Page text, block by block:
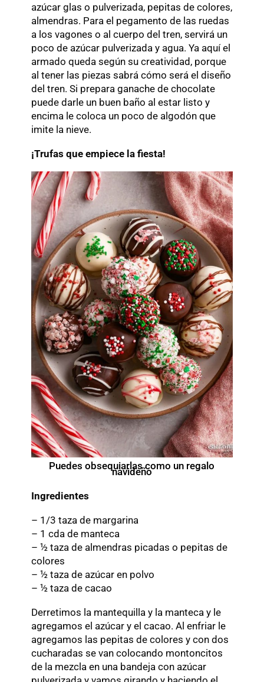
azúcar glas o pulverizada, pepitas de colores,
almendras. Para el pegamento de las ruedas
a los vagones o al cuerpo del tren, servirá un
poco de azúcar pulverizada y agua. Ya aquí el
armado queda según su creatividad, porque
al tener las piezas sabrá cómo será el diseño
del tren. Si prepara ganache de chocolate
puede darle un buen baño al estar listo y
encima le coloca un poco de algodón que
imite la nieve.
¡Trufas que empiece la fiesta!
Puedes obsequiarlas como un regalo
navideño
Ingredientes
– 1/3 taza de margarina
– 1 cda de manteca
– ½ taza de almendras picadas o pepitas de
colores
– ½ taza de azúcar en polvo
– ½ taza de cacao
Derretimos la mantequilla y la manteca y le
agregamos el azúcar y el cacao. Al enfriar le
agregamos las pepitas de colores y con dos
cucharadas se van colocando montoncitos
de la mezcla en una bandeja con azúcar